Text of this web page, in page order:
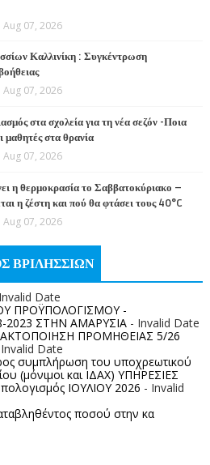
Aug 07, 2026
Καλλινίκη : Συγκέντρωση
Aug 07, 2026
στα σχολεία για τη νέα σεζόν -Ποια
μαθητές στα θρανία
Aug 07, 2026
η θερμοκρασία το Σαββατοκύριακο –
η ζέστη και πού θα φτάσει τους 40°C
Aug 07, 2026
ΒΡΙΛΗΣΣΙΩΝ
Date
ΠΡΟΫΠΟΛΟΓΙΣΜΟΥ -
ΣΤΗΝ ΑΜΑΡΥΣΙΑ- Invalid Date
ΠΡΟΜΗΘΕΙΑΣ 5/26
Date
συμπλήρωση του υποχρεωτικού
(μόνιμοι και ΙΔΑΧ) ΥΠΗΡΕΣΙΕΣ
ΙΟΥΛΙΟΥ 2026 - Invalid
ποσoύ στην κα